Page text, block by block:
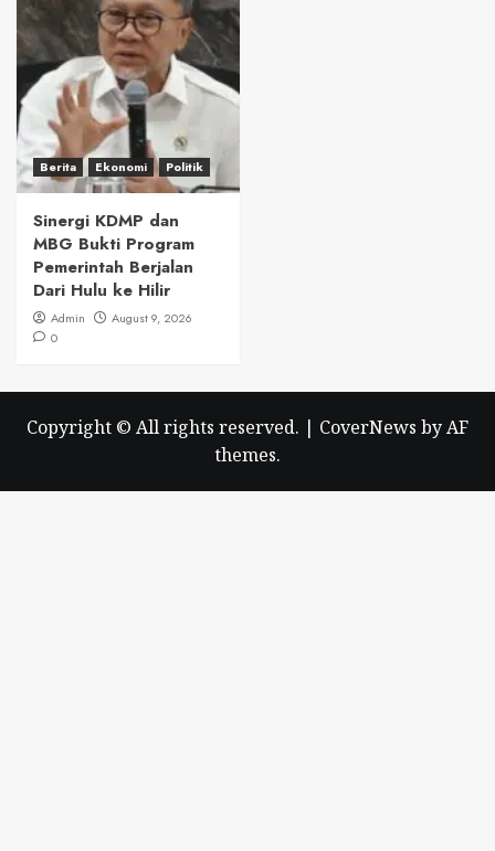
Berita Ekonomi Politik
Sinergi KDMP dan
MBG Bukti Program
Pemerintah Berjalan
Dari Hulu ke Hilir
Admin
August 9, 2026
0
Copyright © All rights reserved. | CoverNews by AF
themes.